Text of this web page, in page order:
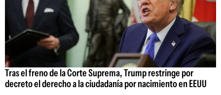
Tras el freno de la Corte Suprema, Trump restringe por
decreto el derecho a la ciudadanía por nacimiento en EEUU